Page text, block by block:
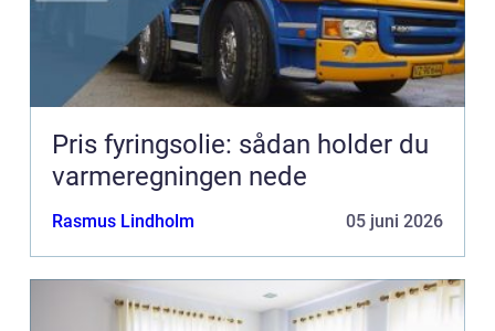
Pris fyringsolie: sådan holder du
varmeregningen nede
Rasmus Lindholm 05 juni 2026